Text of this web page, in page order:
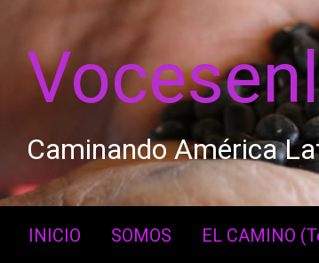
Caminando América
INICIO SOMOS EL CAMINO